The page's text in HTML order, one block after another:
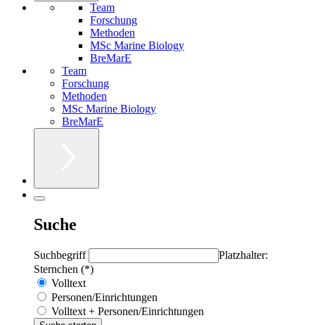
Team
Forschung
Methoden
MSc Marine Biology
BreMarE
Team
Forschung
Methoden
MSc Marine Biology
BreMarE
Suche
Suchbegriff
Platzhalter:
Sternchen (*)
Volltext
Personen/Einrichtungen
Volltext + Personen/Einrichtungen